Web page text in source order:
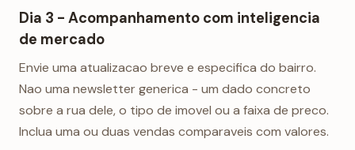
Dia 3 - Acompanhamento com inteligencia
de mercado
Envie uma atualizacao breve e especifica do bairro.
Nao uma newsletter generica - um dado concreto
sobre a rua dele, o tipo de imovel ou a faixa de preco.
Inclua uma ou duas vendas comparaveis com valores.